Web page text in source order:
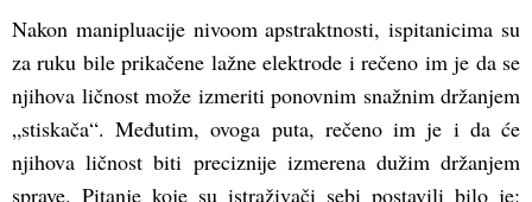
Nakon manipluacije nivoom apstraktnosti, ispitanicima su
za ruku bile prikačene lažne elektrode i rečeno im je da se
njihova ličnost može izmeriti ponovnim snažnim držanjem
„stiskača“. Međutim, ovoga puta, rečeno im je i da će
njihova ličnost biti preciznije izmerena dužim držanjem
sprave. Pitanje koje su istraživači sebi postavili bilo je: